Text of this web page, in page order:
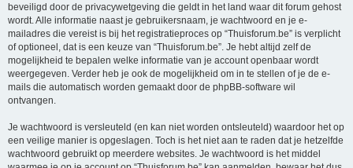
beveiligd door de privacywetgeving die geldt in het land waar dit forum gehost
wordt. Alle informatie naast je gebruikersnaam, je wachtwoord en je e-
mailadres die vereist is bij het registratieproces op “Thuisforum.be” is verplicht
of optioneel, dat is een keuze van “Thuisforum.be”. Je hebt altijd zelf de
mogelijkheid te bepalen welke informatie van je account openbaar wordt
weergegeven. Verder heb je ook de mogelijkheid om in te stellen of je de e-
mails die automatisch worden gemaakt door de phpBB-software wil
ontvangen.
Je wachtwoord is versleuteld (en kan niet worden ontsleuteld) waardoor het op
een veilige manier is opgeslagen. Toch is het niet aan te raden dat je hetzelfde
wachtwoord gebruikt op meerdere websites. Je wachtwoord is het middel